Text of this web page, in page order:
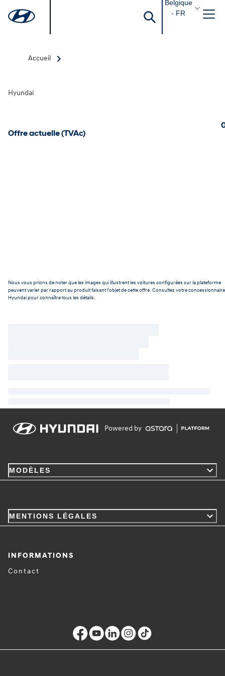
Belgique
- FR
Accueil
Hyundai
Offre actuelle (TVAc)
Nous vous prions de noter que les images qui illustrent les voitures configurées sur la plateforme
peuvent varier par rapport au produit faisant l'objet de cette offre. Consultez votre concessionnaire
Hyundai pour connaître tous les détails.
Powered by
MODÈLES
MENTIONS LÉGALES
INFORMATIONS
Contact